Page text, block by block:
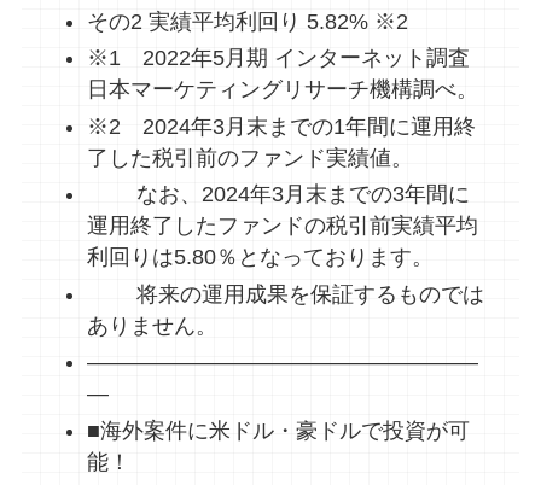
その2 実績平均利回り 5.82% ※2
※1 2022年5月期 インターネット調査
日本マーケティングリサーチ機構調べ。
※2 2024年3月末までの1年間に運用終
了した税引前のファンド実績値。
なお、2024年3月末までの3年間に
運用終了したファンドの税引前実績平均
利回りは5.80％となっております。
将来の運用成果を保証するものでは
ありません。
——————————————————
—
■海外案件に米ドル・豪ドルで投資が可
能！